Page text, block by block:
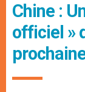
Chine :
officiel »